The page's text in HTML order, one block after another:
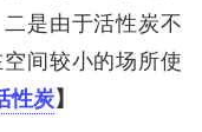
是由于活性炭不
间较小的场所使
性炭】